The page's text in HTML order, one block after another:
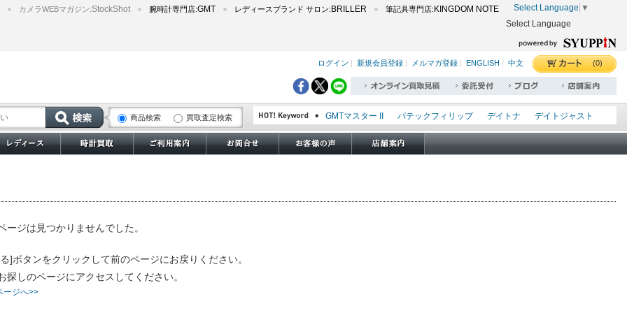
カメラWEBマガジン:StockShot 腕時計専門店:GMT レディースブランド サロン: BRILLER 筆記具専門店: KINGDOM NOTE Select Language ▼
Select Language
ログイン 新規会員登録 メルマガ登録 ENGLISH / 中文 (0)
商品検索 買取査定検索 GMTマスター II パテックフィリップ デイトナ
デイトジャスト
エクスプローラー I
オイスターパーペチュアル
シードゥエラー
ジは見つかりませんでした。
]ボタンをクリックして前のページにお戻りください。
しのページにアクセスしてください。
ージへ>>